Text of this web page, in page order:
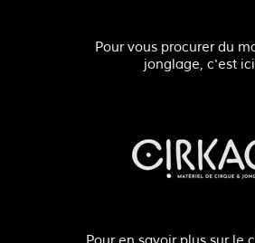
Pour vous procurer du
jonglage, c'est